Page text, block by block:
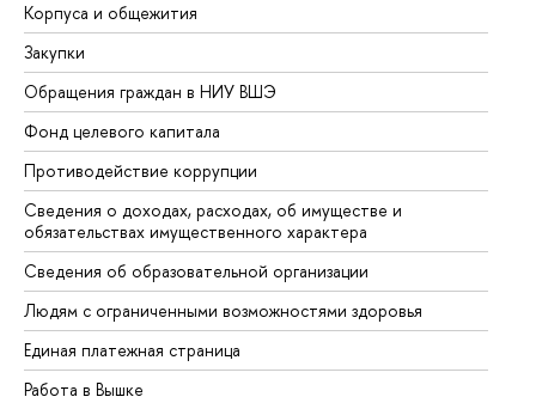
Корпуса и общежития
Закупки
Обращения граждан в НИУ ВШЭ
Фонд целевого капитала
Противодействие коррупции
Сведения о доходах, расходах, об имуществе и
обязательствах имущественного характера
Сведения об образовательной организации
Людям с ограниченными возможностями здоровья
Единая платежная страница
Работа в Вышке